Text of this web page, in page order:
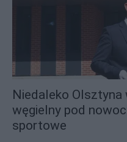
Niedaleko Olsztyna
węgielny pod
sportowe